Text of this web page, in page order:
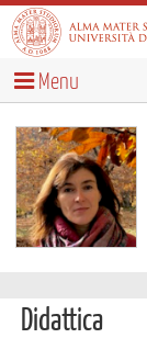
Menu
Didattica